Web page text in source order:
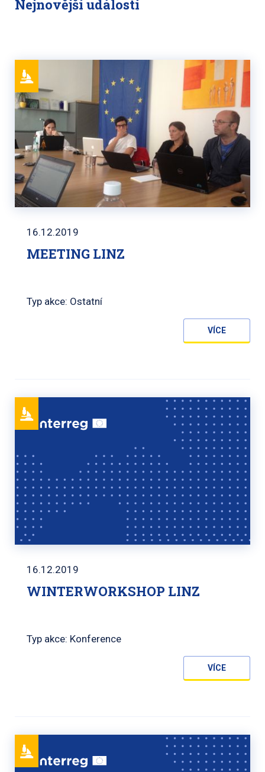
Nejnovější události
16.12.2019
MEETING LINZ
Typ akce: Ostatní
VÍCE
16.12.2019
WINTERWORKSHOP LINZ
Typ akce: Konference
VÍCE